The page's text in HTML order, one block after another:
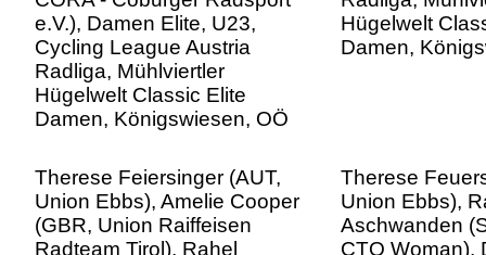
Damen, Königswiesen, OÖ
Therese Feiersinger (AUT,
Union Ebbs), Amelie Cooper
(GBR, Union Raiffeisen
Radteam Tirol), Rahel
Therese
Union Ebbs),
Aschwanden
CTO Woman),